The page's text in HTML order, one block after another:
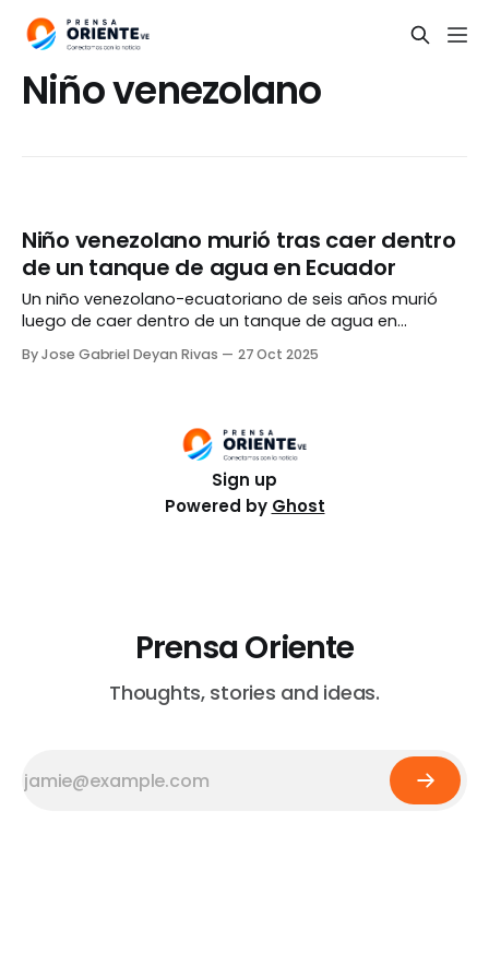
Niño venezolano
Niño venezolano murió tras caer dentro
de un tanque de agua en Ecuador
Un niño venezolano-ecuatoriano de seis años murió
luego de caer dentro de un tanque de agua en
Martínez Agropecuario», ubicada en la localidad de
By Jose Gabriel Deyan Rivas 27 Oct 2025
Sign up
Powered by Ghost
Prensa Oriente
Thoughts, stories and ideas.